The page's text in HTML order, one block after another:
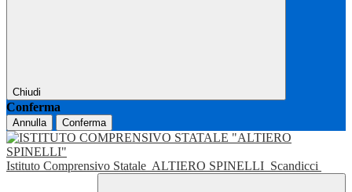
Chiudi
Conferma
Annulla Conferma
Istituto Comprensivo Statale ALTIERO SPINELLI Scandicci